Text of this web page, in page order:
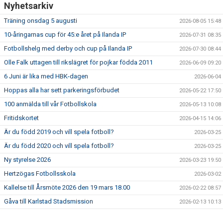
Nyhetsarkiv
Träning onsdag 5 augusti 2026-08-05 15:48
10-åringarnas cup för 45:e året på Ilanda IP 2026-07-31 08:35
Fotbollshelg med derby och cup på Ilanda IP 2026-07-30 08:44
Olle Falk uttagen till rikslägret för pojkar födda 2011 2026-06-09 09:20
6 Juni är lika med HBK-dagen 2026-06-04
Hoppas alla har sett parkeringsförbudet 2026-05-22 17:50
100 anmälda till vår Fotbollskola 2026-05-13 10:08
Fritidskortet 2026-04-15 14:06
Är du född 2019 och vill spela fotboll? 2026-03-25
Är du född 2020 och vill spela fotboll? 2026-03-25
Ny styrelse 2026 2026-03-23 19:50
Hertzögas Fotbollsskola 2026-03-02
Kallelse till Årsmöte 2026 den 19 mars 18.00 2026-02-22 08:57
Gåva till Karlstad Stadsmission 2026-02-13 10:13